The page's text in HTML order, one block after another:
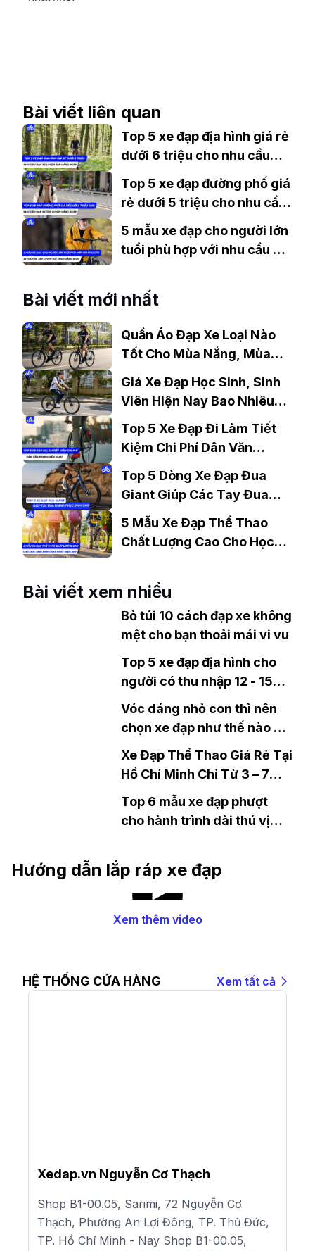
Bài viết liên quan
Top 5 xe đạp địa hình giá rẻ
dưới 6 triệu cho nhu cầu
đạp xe tập luyện hàng ngày
Top 5 xe đạp đường phố giá
rẻ dưới 5 triệu cho nhu cầu
đạp xe tập luyện hàng ngày
5 mẫu xe đạp cho người lớn
tuổi phù hợp với nhu cầu di
hằng ngày
Bài viết mới nhất
Quần Áo Đạp Xe Loại Nào
Tốt Cho Mùa Nắng, Mùa
Giá Xe Đạp Học Sinh, Sinh
Viên Hiện Nay Bao Nhiêu?
Gợi Ý Mẫu Đáng Mua
Top 5 Xe Đạp Đi Làm Tiết
Kiệm Chi Phí Dân Văn
Phòng Nên Mua?
Top 5 Dòng Xe Đạp Đua
Giant Giúp Các Tay Đua
Chinh Phục Đỉnh Cao
5 Mẫu Xe Đạp Thể Thao
Chất Lượng Cao Cho Học
Bài viết xem nhiều
Bỏ túi 10 cách đạp xe không
mệt cho bạn thoải mái vi vu
Top 5 xe đạp địa hình cho
người có thu nhập 12 - 15
triệu
Vóc dáng nhỏ con thì nên
chọn xe đạp như thế nào và
đây là điều bất ngờ
Xe Đạp Thể Thao Giá Rẻ Tại
Hồ Chí Minh Chỉ Từ 3 – 7
Triệu Đồng
Top 6 mẫu xe đạp phượt
cho hành trình dài thú vị
Hướng dẫn lắp ráp xe đạp
Xem thêm video
HỆ THỐNG CỬA HÀNG Xem tất cả
Xedap.vn Nguyễn Cơ Thạch
Shop B1-00.05, Sarimi, 72 Nguyễn Cơ
Thạch, Phường An Lợi Đông, TP. Thủ Đức,
TP. Hồ Chí Minh - Nay Shop B1-00.05,